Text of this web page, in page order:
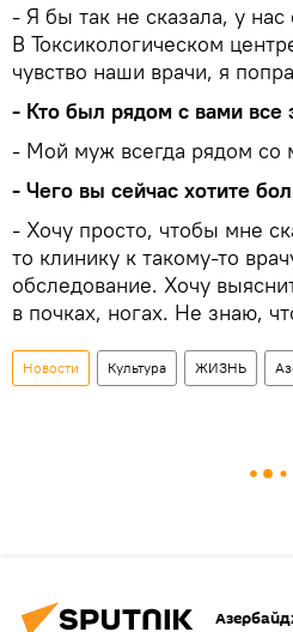
- Я бы так не сказала, у
В Токсикологическом
чувство наши врачи, я
- Кто был рядом с вами все
- Мой муж всегда рядом со
- Чего вы сейчас хотите
- Хочу просто, чтобы мне
то клинику к такому-то
обследование. Хочу
в почках, ногах. Не знаю,
Новости Культура ЖИЗНЬ